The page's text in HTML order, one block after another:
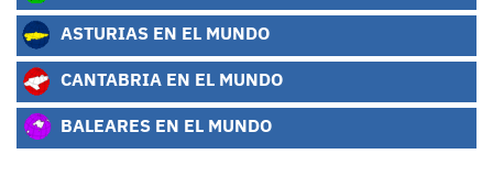
ASTURIAS EN EL MUNDO
CANTABRIA EN EL MUNDO
BALEARES EN EL MUNDO